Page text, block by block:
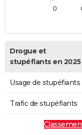
0
Drogue et
stupéfiants en 2025
Usage de stupéfiants
Trafic de stupéfiants